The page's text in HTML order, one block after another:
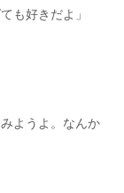
も好きだよ」
ようよ。なんか